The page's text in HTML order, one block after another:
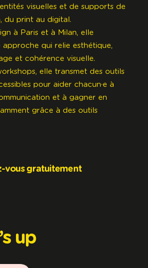
visuelles et de supports de
du print au digital.
à Paris et à Milan, elle
qui relie esthétique,
et cohérence visuelle.
elle transmet des outils
pour aider chacun·e à
et à gagner en
grâce à des outils
vous gratuitement
up